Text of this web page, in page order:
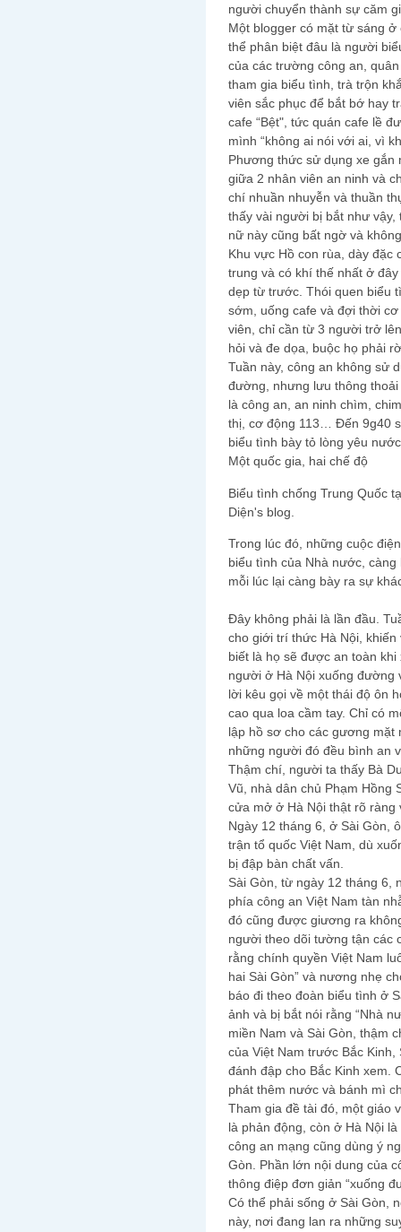
người chuyển thành sự căm
Một blogger có mặt từ sáng
thể phân biệt đâu là người
của các trường công an,
tham gia biểu tình, trà trộn
viên sắc phục để bắt bớ hay
cafe “Bệt", tức quán cafe lề
mình “không ai nói với ai, vì
Phương thức sử dụng xe gắn
giữa 2 nhân viên an ninh và
chí nhuần nhuyễn và thuần
thấy vài người bị bắt như
nữ này cũng bất ngờ và
Khu vực Hồ con rùa, dày đặc
trung và có khí thế nhất ở
dẹp từ trước. Thói quen biểu
sớm, uống cafe và đợi thời
viên, chỉ cần từ 3 người trở
hỏi và đe dọa, buộc họ phải
Tuần này, công an không sử
đường, nhưng lưu thông
là công an, an ninh chìm,
thị, cơ động 113… Đến 9g40
biểu tình bày tỏ lòng yêu
Một quốc gia, hai chế độ
Biểu tình chống Trung Quốc
Diện's blog.
Trong lúc đó, những cuộc
biểu tình của Nhà nước,
mỗi lúc lại càng bày ra sự
Đây không phải là lần đầu.
cho giới trí thức Hà Nội,
biết là họ sẽ được an toàn
người ở Hà Nội xuống đường
lời kêu gọi về một thái độ ôn
cao qua loa cầm tay. Chỉ có
lập hồ sơ cho các gương mặt
những người đó đều bình an
Thậm chí, người ta thấy Bà
Vũ, nhà dân chủ Phạm
cửa mở ở Hà Nội thật rõ ràng
Ngày 12 tháng 6, ở Sài Gòn,
trận tổ quốc Việt Nam, dù
bị đập bàn chất vấn.
Sài Gòn, từ ngày 12 tháng 6,
phía công an Việt Nam tàn
đó cũng được giương ra
người theo dõi tường tận các
rằng chính quyền Việt Nam
hai Sài Gòn” và nương nhẹ
báo đi theo đoàn biểu tình ở
ảnh và bị bắt nói rằng “Nhà
miền Nam và Sài Gòn, thậm
của Việt Nam trước Bắc
đánh đập cho Bắc Kinh xem.
phát thêm nước và bánh mì
Tham gia đề tài đó, một giáo
là phản động, còn ở Hà Nội
công an mạng cũng dùng ý
Gòn. Phần lớn nội dung của
thông điệp đơn giản “xuống
Có thể phải sống ở Sài Gòn,
này, nơi đang lan ra những